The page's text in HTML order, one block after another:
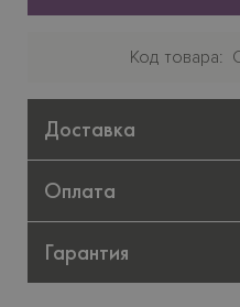
Код товара
Доставка
Оплата
Гарантия